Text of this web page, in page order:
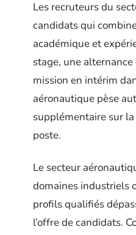
Les recruteurs du
candidats qui
académique et
stage, une
mission en intérim
aéronautique pèse
supplémentaire sur
poste.
Le secteur
domaines industriels
profils qualifiés
l’offre de candidats.